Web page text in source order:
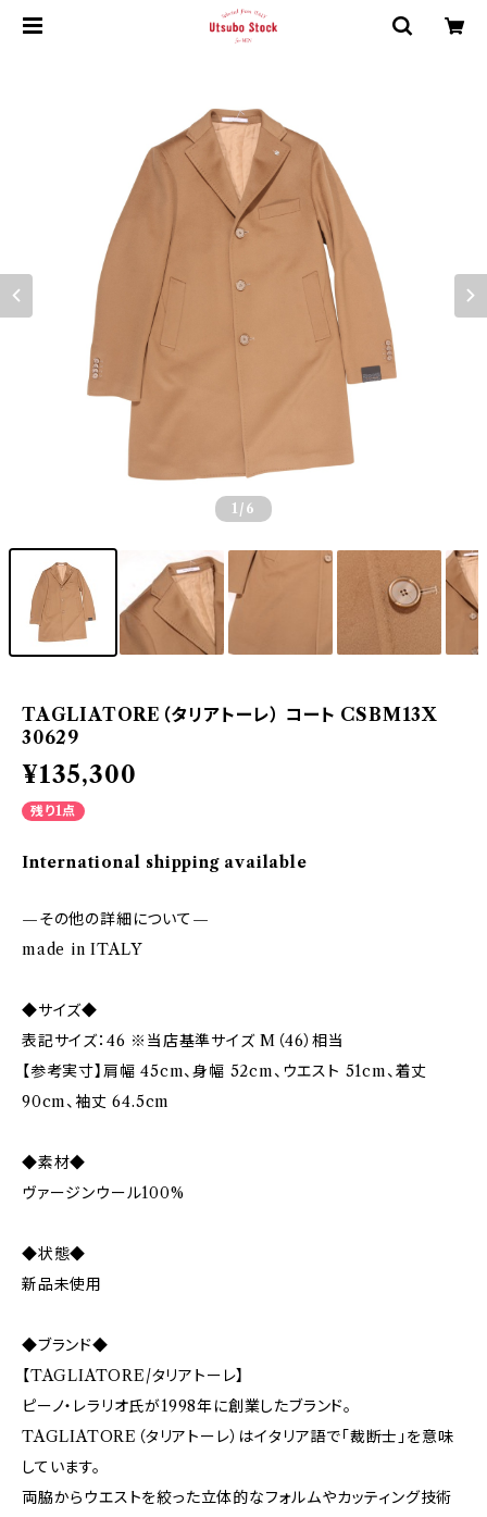
1 /6
TAGLIATORE（タリアトーレ） コート CSBM13X
30629
¥135,300
残り1点
International shipping available
—その他の詳細について—
made in ITALY
◆サイズ◆
表記サイズ：46 ※当店基準サイズ M（46）相当
【参考実寸】肩幅 45cm、身幅 52cm、ウエスト 51cm、着丈
90cm、袖丈 64.5cm
◆素材◆
ヴァージンウール100%
◆状態◆
新品未使用
◆ブランド◆
【TAGLIATORE/タリアトーレ】
ピーノ・レラリオ氏が1998年に創業したブランド。
TAGLIATORE（タリアトーレ）はイタリア語で「裁断士」を意味
しています。
両脇からウエストを絞った立体的なフォルムやカッティング技術